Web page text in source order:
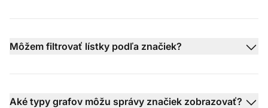
Môžem filtrovať lístky podľa značiek?
Aké typy grafov môžu správy značiek zobrazovať?